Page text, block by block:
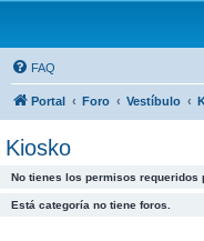
FAQ
Portal Foro Vestíbulo
Kiosko
No tienes los permisos requeridos
Está categoría no tiene foros.